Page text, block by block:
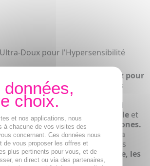
Ultra-Doux pour l'Hypersensibilité
dédiée aux
soins ultra-doux pour
conçue pour
traiter les
intime
elle propose des produits qui
de la muqueuse vaginale et
paraben, colorants ni hormones.
et muqueuses sensibles
, la
des solutions efficaces pour des
tels que lasécheresse vaginale, les
les irritations et les brûlures.
et nos applications, nous
à chacune de vos visites des
concernant. Ces données nous
de vous proposer les offres et
plus pertinents pour vous, et de
en direct ou via des partenaires,